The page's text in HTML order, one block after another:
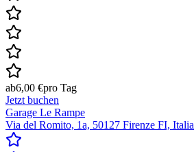
ab6,00 €pro Tag
Jetzt buchen
Garage Le Rampe
Via del Romito, 1a, 50127 Firenze FI, Italia